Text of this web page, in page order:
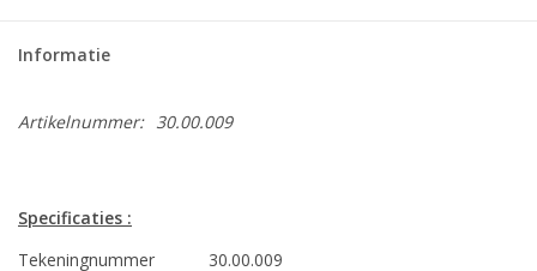
Informatie
Artikelnummer: 30.00.009
Specificaties :
Tekeningnummer
30.00.009